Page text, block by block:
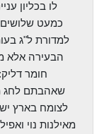
לו בכליון
כמעט שלושים
למדורת ל"ג
הבעירה אלא
חומר
שאהבתם לחג
לצומח בארץ
מאילנות נוי